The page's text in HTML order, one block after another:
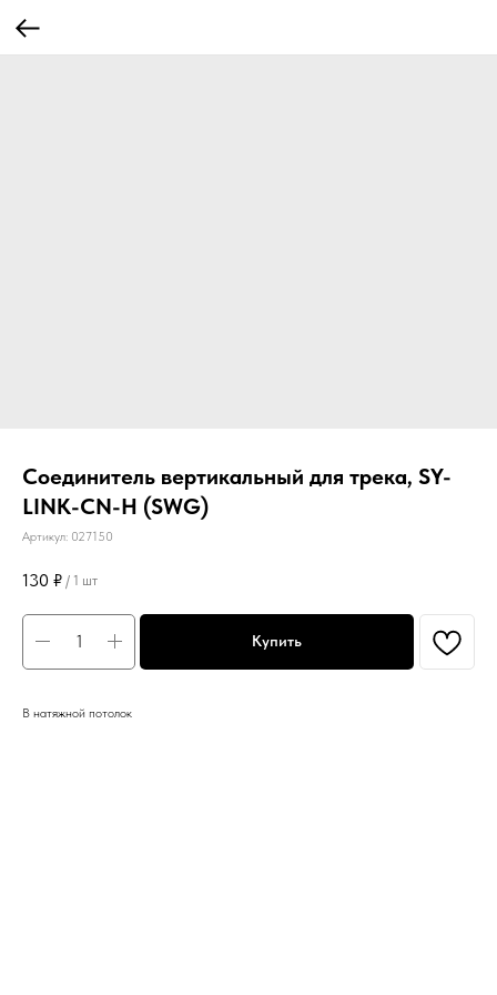
Соединитель вертикальный для трека, SY-
LINK-СN-Н (SWG)
Артикул: 027150
130 ₽ / 1 шт
Купить
В натяжной потолок